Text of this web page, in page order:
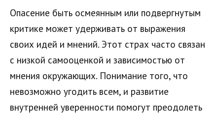
Опасение быть осмеянным или подвергнутым
критике может удерживать от выражения
своих идей и мнений. Этот страх часто связан
с низкой самооценкой и зависимостью от
мнения окружающих. Понимание того, что
невозможно угодить всем, и развитие
внутренней уверенности помогут преодолеть